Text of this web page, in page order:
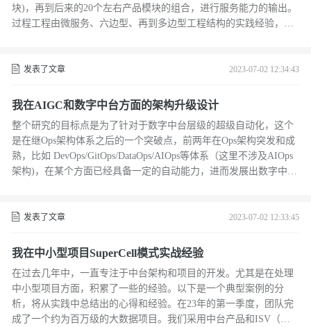
块)，再到后来的20个左右产品模块的组合，进行服务能力的输出。
过程工程由微服务、六边型、再到多边型工程结构的实践经验，这
发表了文章 2023-07-02 12:34:43
我在AIGC和数字中台方面的架构升级设计
整个研究的目标点是为了针对于数字中台层级的超级自动化，这个
是在继Ops架构体系之后的一个突破点，前两年在Ops架构突发和成
熟，比如 DevOps/GitOps/DataOps/AIOps等体系（这里不涉及AIOps
架构)，在某个方面已经具备一定的自动能力，进而发展出数字中台
发表了文章 2023-07-02 12:33:45
我在中小型项目SuperCell模式实战经验
在过去几年中，一直专注于中台架构和项目的开发。尤其是在处理
中小型项目方面，积累了一些的经验。以下是一个典型案例的分
析，将从实践中总结出的心得和经验。在23年的第一季度，团队完
成了一个约为百万级的大数据项目。我们采用中台产品和ISV（业